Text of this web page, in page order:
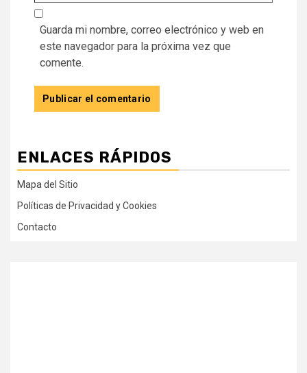
Guarda mi nombre, correo electrónico y web en
este navegador para la próxima vez que
comente.
ENLACES RÁPIDOS
Mapa del Sitio
Políticas de Privacidad y Cookies
Contacto